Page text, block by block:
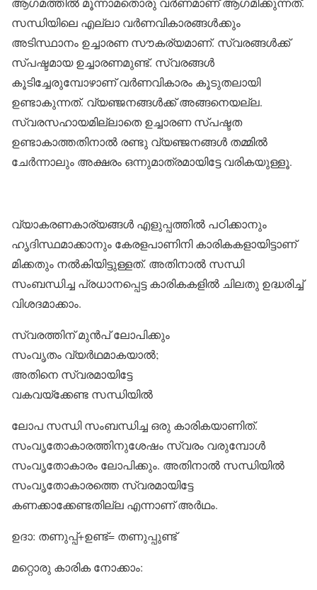
സന്ധിയിലെ എല്ലാ വര്‍ണവികാരങ്ങള്‍ക്കും
അടിസ്ഥാനം ഉച്ചാരണ സൗകര്യമാണ്. സ്വരങ്ങള്‍ക്ക്
സ്പഷ്ടമായ ഉച്ചാരണമുണ്ട്. സ്വരങ്ങള്‍
കൂടിച്ചേരുമ്പോഴാണ് വര്‍ണവികാരം കൂടുതലായി
ഉണ്ടാകുന്നത്. വ്യഞ്ജനങ്ങള്‍ക്ക് അങ്ങനെയല്ല.
സ്വരസഹായമില്ലാതെ ഉച്ചാരണ സ്പഷ്ടത
ഉണ്ടാകാത്തതിനാല്‍ രണ്ടു വ്യഞ്ജനങ്ങള്‍ തമ്മില്‍
ചേര്‍ന്നാലും അക്ഷരം ഒന്നുമാത്രമായിട്ടേ വരികയുള്ളൂ.
വ്യാകരണകാര്യങ്ങള്‍ എളുപ്പത്തില്‍ പഠിക്കാനും
ഹൃദിസ്ഥമാക്കാനും കേരളപാണിനി കാരികകളായിട്ടാണ്
മിക്കതും നല്‍കിയിട്ടുള്ളത്. അതിനാല്‍ സന്ധി
സംബന്ധിച്ച പ്രധാനപ്പെട്ട കാരികകളില്‍ ചിലതു ഉദ്ധരിച്ച്
വിശദമാക്കാം.
സ്വരത്തിന് മുന്‍പ് ലോപിക്കും
സംവൃതം വ്യര്‍ഥമാകയാല്‍;
അതിനെ സ്വരമായിട്ടേ
വകവയ്‌ക്കേണ്ട സന്ധിയില്‍
ലോപ സന്ധി സംബന്ധിച്ച ഒരു കാരികയാണിത്.
സംവൃതോകാരത്തിനുശേഷം സ്വരം വരുമ്പോള്‍
സംവൃതോകാരം ലോപിക്കും. അതിനാല്‍ സന്ധിയില്‍
സംവൃതോകാരത്തെ സ്വരമായിട്ടേ
കണക്കാക്കേണ്ടതില്ല എന്നാണ് അര്‍ഥം.
ഉദാ: തണുപ്പ്+ഉണ്ട്= തണുപ്പുണ്ട്
മറ്റൊരു കാരിക നോക്കാം: